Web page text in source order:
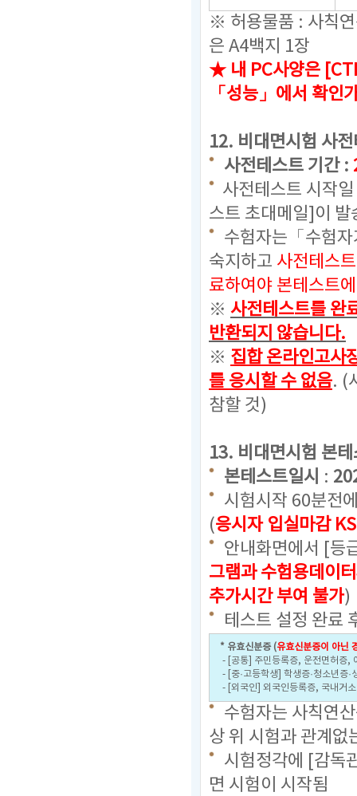
※ 허용물품 : 사칙
은 A4백지 1장
★ 내 PC사양은
「성능」에서 확인
12. 비대면시험 사
사전테스트 기간 :
사전테스트 시작
스트 초대메일]이 발
수험자는「수험
숙지하고 사전테스
료하여야 본테스트
※ 사전테스트를 완
반환되지 않습니다.
※ 집합 온라인고사
를 응시할 수 없음. (
참할 것)
13. 비대면시험 본
본테스트일시 :
시험시작 60분전
(응시자 입실마감
안내화면에서 [등
그램과 수험용데이
추가시간 부여 불가)
테스트 설정 완료
* 유효신분증 (유효신분증이 아닌
- [공통] 주민등록증, 운전면허증,
- [중·고등학생] 학생증·청소년증
- [외국인] 외국인등록증, 국내거
수험자는 사칙연
상 위 시험과 관계없
시험정각에 [감독
면 시험이 시작됨